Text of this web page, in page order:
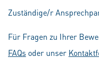
Zuständige/r
Für Fragen zu Ihrer
FAQs oder unser